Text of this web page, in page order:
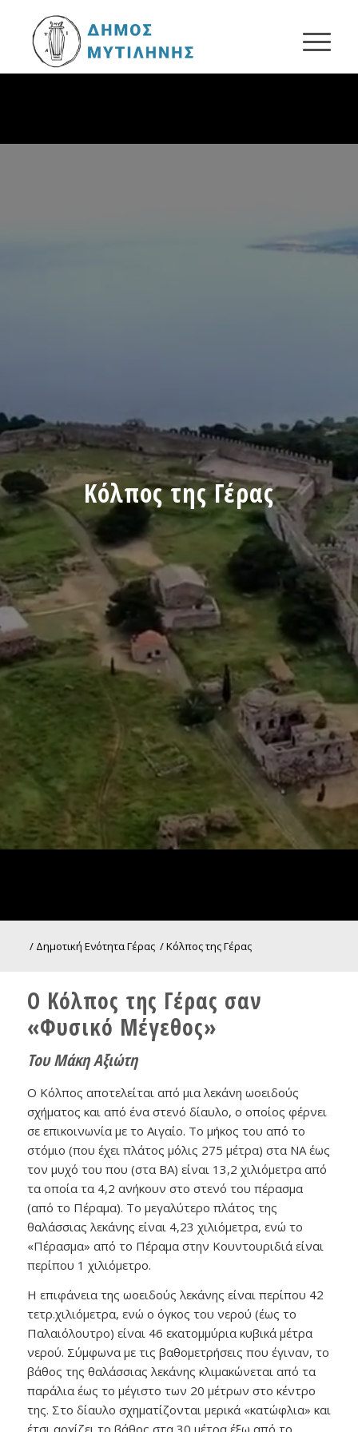
Κόλπος της Γέρας
/ Δημοτική Ενότητα Γέρας /Κόλπος της Γέρας
Ο Κόλπος της Γέρας σαν
«Φυσικό Μέγεθος»
Του Μάκη Αξιώτη
Ο Κόλπος αποτελείται από μια λεκάνη ωοειδούς
σχήματος και από ένα στενό δίαυλο, ο οποίος φέρνει
σε επικοινωνία με το Αιγαίο. Το μήκος του από το
στόμιο (που έχει πλάτος μόλις 275 μέτρα) στα ΝΑ έως
τον μυχό του που (στα ΒΑ) είναι 13,2 χιλιόμετρα από
τα οποία τα 4,2 ανήκουν στο στενό του πέρασμα
(από το Πέραμα). Το μεγαλύτερο πλάτος της
θαλάσσιας λεκάνης είναι 4,23 χιλιόμετρα, ενώ το
«Πέρασμα» από το Πέραμα στην Κουντουριδιά είναι
περίπου 1 χιλιόμετρο.
Η επιφάνεια της ωοειδούς λεκάνης είναι περίπου 42
τετρ.χιλιόμετρα, ενώ ο όγκος του νερού (έως το
Παλαιόλουτρο) είναι 46 εκατομμύρια κυβικά μέτρα
νερού. Σύμφωνα με τις βαθομετρήσεις που έγιναν, το
βάθος της θαλάσσιας λεκάνης κλιμακώνεται από τα
παράλια έως το μέγιστο των 20 μέτρων στο κέντρο
της. Στο δίαυλο σχηματίζονται μερικά «κατώφλια» και
έτσι αρχίζει το βάθος στα 30 μέτρα έξω από το